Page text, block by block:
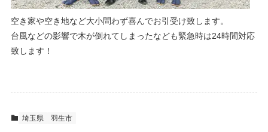
空き家や空き地など大小問わず喜んでお引受け致します。
台風などの影響で木が倒れてしまったなども緊急時は24時間対応
致します！
埼玉県 羽生市